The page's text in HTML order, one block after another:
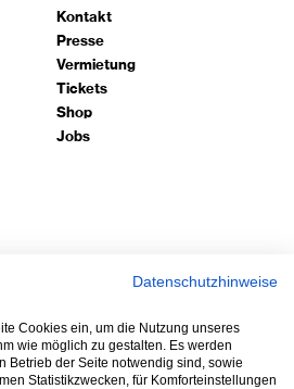
Kontakt
Presse
Vermietung
Tickets
Shop
Jobs
Laufenden!
Datenschutzhinweise
Cookies ein, um die Nutzung unseres
wie möglich zu gestalten. Es werden
Betrieb der Seite notwendig sind, sowie
Statistikzwecken, für Komforteinstellungen